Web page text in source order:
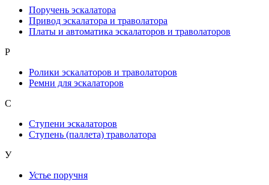
Поручень эскалатора
Привод эскалатора и траволатора
Платы и автоматика эскалаторов и траволаторов
Р
Ролики эскалаторов и траволаторов
Ремни для эскалаторов
С
Ступени эскалаторов
Ступень (паллета) траволатора
У
Устье поручня